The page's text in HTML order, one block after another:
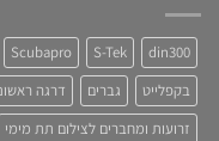
din300
S-Tek
Scubapro
בקפלייט
גברים דרגה
זרועות ומחברים לצילום תת מימי